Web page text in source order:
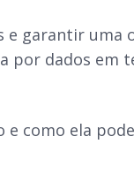
e garantir uma
por dados em
e como ela pode